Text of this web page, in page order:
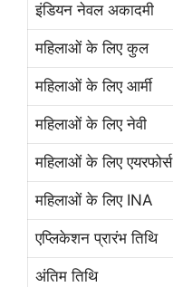
इंडियन नेवल अकादमी
महिलाओं के लिए कुल
महिलाओं के लिए आर्मी
महिलाओं के लिए नेवी
महिलाओं के लिए एयरफोर्स
महिलाओं के लिए INA
एप्लिकेशन प्रारंभ तिथि
अंतिम तिथि